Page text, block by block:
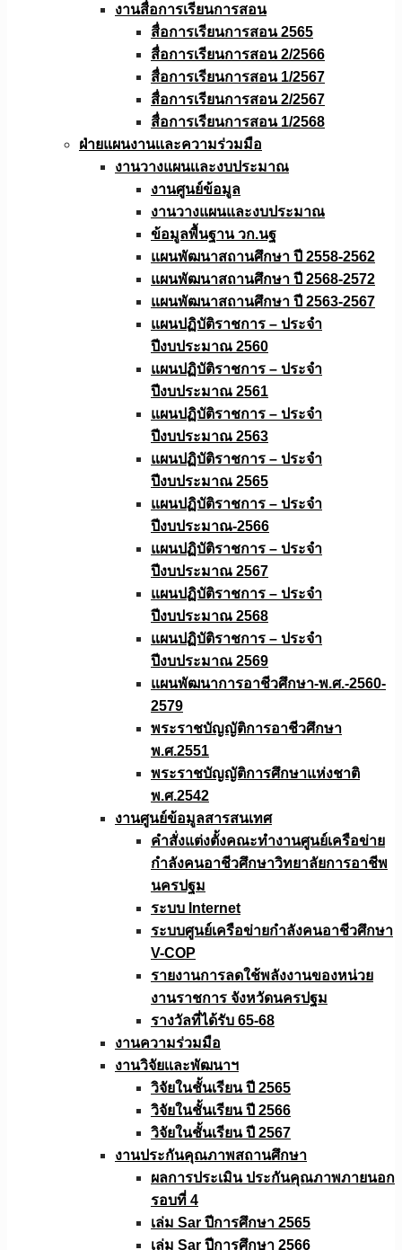
งานสื่อการเรียนการสอน
สื่อการเรียนการสอน 2565
สื่อการเรียนการสอน 2/2566
สื่อการเรียนการสอน 1/2567
สื่อการเรียนการสอน 2/2567
สื่อการเรียนการสอน 1/2568
ฝ่ายแผนงานเเละความร่วมมือ
งานวางแผนเเละงบประมาณ
งานศูนย์ข้อมูล
งานวางแผนและงบประมาณ
ข้อมูลพื้นฐาน วก.นฐ
แผนพัฒนาสถานศึกษา ปี 2558-2562
แผนพัฒนาสถานศึกษา ปี 2568-2572
แผนพัฒนาสถานศึกษา ปี 2563-2567
แผนปฏิบัติราชการ – ประจำ
ปีงบประมาณ 2560
แผนปฏิบัติราชการ – ประจำ
ปีงบประมาณ 2561
แผนปฏิบัติราชการ – ประจำ
ปีงบประมาณ 2563
แผนปฏิบัติราชการ – ประจำ
ปีงบประมาณ 2565
แผนปฏิบัติราชการ – ประจำ
ปีงบประมาณ-2566
แผนปฏิบัติราชการ – ประจำ
ปีงบประมาณ 2567
แผนปฏิบัติราชการ – ประจำ
ปีงบประมาณ 2568
แผนปฏิบัติราชการ – ประจำ
ปีงบประมาณ 2569
แผนพัฒนาการอาชีวศึกษา-พ.ศ.-2560-
2579
พระราชบัญญัติการอาชีวศึกษา
พ.ศ.2551
พระราชบัญญัติการศึกษาแห่งชาติ
พ.ศ.2542
งานศูนย์ข้อมูลสารสนเทศ
คำสั่งแต่งตั้งคณะทำงานศูนย์เครือข่าย
กำลังคนอาชีวศึกษาวิทยาลัยการอาชีพ
นครปฐม
ระบบ Internet
ระบบศูนย์เครือข่ายกำลังคนอาชีวศึกษา
V-COP
รายงานการลดใช้พลังงานของหน่วย
งานราชการ จังหวัดนครปฐม
รางวัลที่ได้รับ 65-68
งานความร่วมมือ
งานวิจัยเเละพัฒนาฯ
วิจัยในชั้นเรียน ปี 2565
วิจัยในชั้นเรียน ปี 2566
วิจัยในชั้นเรียน ปี 2567
งานประกันคุณภาพสถานศึกษา
ผลการประเมิน ประกันคุณภาพภายนอก
รอบที่ 4
เล่ม Sar ปีการศึกษา 2565
เล่ม Sar ปีการศึกษา 2566